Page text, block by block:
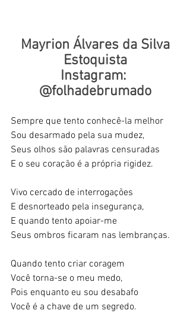
Mayrion Álvares da Silva
Estoquista
Instagram:
@folhadebrumado
Sempre que tento conhecê-la melhor
Sou desarmado pela sua mudez,
Seus olhos são palavras censuradas
E o seu coração é a própria rigidez.
Vivo cercado de interrogações
E desnorteado pela insegurança,
E quando tento apoiar-me
Seus ombros ficaram nas lembranças.
Quando tento criar coragem
Você torna-se o meu medo,
Pois enquanto eu sou desabafo
Você é a chave de um segredo.